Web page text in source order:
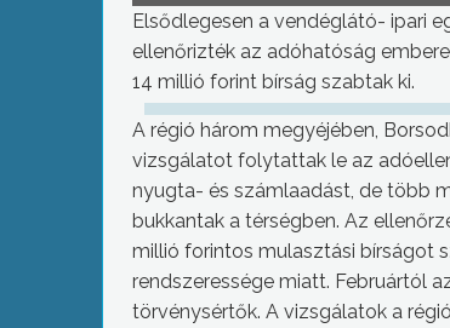
Elsődlegesen a vendéglátó- ipari
ellenőrizték az adóhatóság
14 millió forint bírság szabtak ki.
A régió három megyéjében,
vizsgálatot folytattak le az
nyugta- és számlaadást, de több
bukkantak a térségben. Az
millió forintos mulasztási bírságot
rendszeressége miatt. Februártól
törvénysértők. A vizsgálatok a